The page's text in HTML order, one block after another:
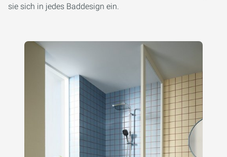
sie sich in jedes Baddesign ein.